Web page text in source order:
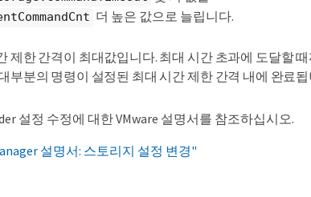
더 높은 값으로 늘립니다.
제한 간격이 최대값입니다. 최대 시간 초과에 도달할
부분의 명령이 설정된 최대 시간 제한 간격 내에 완료
설정 수정에 대한 VMware 설명서를 참조하십시오.
설명서: 스토리지 설정 변경"